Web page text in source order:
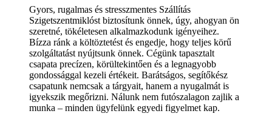
Gyors, rugalmas és stresszmentes Szállítás
Szigetszentmiklóst biztosítunk önnek, úgy, ahogyan ön
szeretné, tökéletesen alkalmazkodunk igényeihez.
Bízza ránk a költöztetést és engedje, hogy teljes körű
szolgáltatást nyújtsunk önnek. Cégünk tapasztalt
csapata precízen, körültekintően és a legnagyobb
gondossággal kezeli értékeit. Barátságos, segítőkész
csapatunk nemcsak a tárgyait, hanem a nyugalmát is
igyekszik megőrizni. Nálunk nem futószalagon zajlik a
munka – minden ügyfelünk egyedi figyelmet kap.